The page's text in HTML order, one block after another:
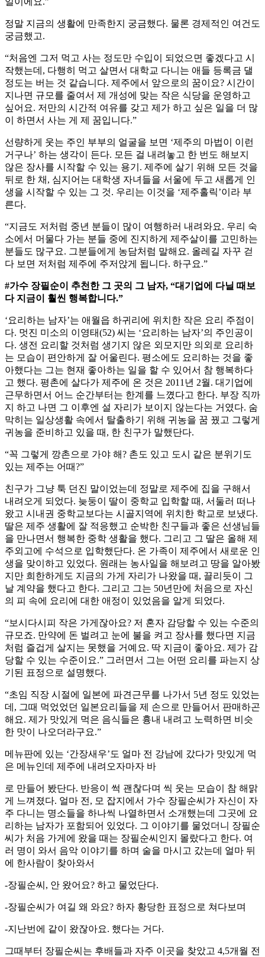
정말 지금의 생활에 만족한지 궁금했다. 물론 경제적인 여건도
궁금했고.
“처음엔 그저 먹고 사는 정도만 수입이 되었으면 좋겠다고 시
작했는데, 다행히 먹고 살면서 대학교 다니는 애들 등록금 댈
정도는 버는 것 같습니다. 제주에서 앞으로의 꿈이요? 시간이
지나면 규모를 줄여서 제 개성에 맞는 작은 식당을 운영하고
싶어요. 저만의 시간적 여유를 갖고 제가 하고 싶은 일을 더 많
이 하면서 사는 게 제 꿈입니다.”
선량하게 웃는 주인 부부의 얼굴을 보면 ‘제주의 마법이 이런
거구나’ 하는 생각이 든다. 모든 걸 내려놓고 한 번도 해보지
않은 장사를 시작할 수 있는 용기. 제주에 살기 위해 모든 것을
뒤로 한 채, 심지어는 대학생 자녀들을 서울에 두고 새롭게 인
생을 시작할 수 있는 그 것. 우리는 이것을 ‘제주홀릭’이라 부
른다.
“지금도 저처럼 중년 분들이 많이 여행하러 내려와요. 우리 숙
소에서 머물다 가는 분들 중에 진지하게 제주살이를 고민하는
분들도 많구요. 그분들에게 농담처럼 말해요. 올레길 자꾸 걷
다 보면 저처럼 제주에 주저앉게 됩니다. 하구요.”
#가수 장필순이 추천한 그 곳의 그 남자, “대기업에 다닐 때보
다 지금이 훨씬 행복합니다.”
‘요리하는 남자’는 애월읍 하귀리에 위치한 작은 요리 주점이
다. 멋진 미소의 이영태(52) 씨는 ‘요리하는 남자’의 주인공이
다. 생전 요리할 것처럼 생기지 않은 외모지만 의외로 요리하
는 모습이 편안하게 잘 어울린다. 평소에도 요리하는 것을 좋
아했다는 그는 현재 좋아하는 일을 할 수 있어서 참 행복하다
고 했다. 평촌에 살다가 제주에 온 것은 2011년 2월. 대기업에
근무하면서 어느 순간부터는 한계를 느꼈다고 한다. 부장 직까
지 하고 나면 그 이후엔 설 자리가 보이지 않는다는 거였다. 숨
막히는 일상생활 속에서 탈출하기 위해 귀농을 꿈 꿨고 그렇게
귀농을 준비하고 있을 때, 한 친구가 말했단다.
“꼭 그렇게 깡촌으로 가야 해? 촌도 있고 도시 같은 분위기도
있는 제주는 어때?”
친구가 그냥 툭 던진 말이었는데 정말로 제주에 집을 구해서
내려오게 되었다. 늦둥이 딸이 중학교 입학할 때, 서둘러 떠나
왔고 시내권 중학교보다는 시골지역에 위치한 학교로 보냈다.
딸은 제주 생활에 잘 적응했고 순박한 친구들과 좋은 선생님들
을 만나면서 행복한 중학 생활을 했다. 그리고 그 딸은 올해 제
주외고에 수석으로 입학했단다. 온 가족이 제주에서 새로운 인
생을 맞이하고 있었다. 원래는 농사일을 해보려고 땅을 알아봤
지만 희한하게도 지금의 가게 자리가 나왔을 때, 끌리듯이 그
날 계약을 했다고 한다. 그리고 그는 50년만에 처음으로 자신
의 피 속에 요리에 대한 애정이 있었음을 알게 되었다.
“보시다시피 작은 가게잖아요? 저 혼자 감당할 수 있는 수준의
규모죠. 만약에 돈 벌려고 눈에 불을 켜고 장사를 했다면 지금
처럼 즐겁게 살지는 못했을 거예요. 딱 지금이 좋아요. 제가 감
당할 수 있는 수준이요.” 그러면서 그는 어떤 요리를 파는지 상
기된 표정으로 설명했다.
“초임 직장 시절에 일본에 파견근무를 나가서 5년 정도 있었는
데, 그때 먹었었던 일본요리들을 제 손으로 만들어서 판매하곤
해요. 제가 맛있게 먹은 음식들은 흉내 내려고 노력하면 비슷
한 맛이 나오더라구요.”
메뉴판에 있는 ‘간장새우’도 얼마 전 강남에 갔다가 맛있게 먹
은 메뉴인데 제주에 내려오자마자 바
로 만들어 봤단다. 반응이 썩 괜찮다며 씩 웃는 모습이 참 해맑
게 느껴졌다. 얼마 전, 모 잡지에서 가수 장필순씨가 자신이 자
주 다니는 명소들을 하나씩 나열하면서 소개했는데 그곳에 요
리하는 남자가 포함되어 있었다. 그 이야기를 물었더니 장필순
씨가 처음 가게에 왔을 때는 장필순씨인지 몰랐다고 한다. 여
러 명이 와서 음악 이야기를 하며 술을 마시고 갔는데 얼마 뒤
에 한사람이 찾아와서
-장필순씨, 안 왔어요? 하고 물었단다.
-장필순씨가 여길 왜 와요? 하자 황당한 표정으로 쳐다보며
-지난번에 같이 왔잖아요. 했다는 거다.
그때부터 장필순씨는 후배들과 자주 이곳을 찾았고 4,5개월 전